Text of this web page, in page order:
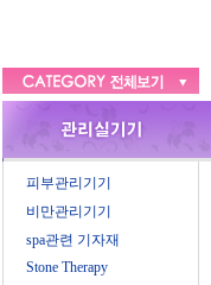
피부관리기기
비만관리기기
spa관련 기자재
Stone Therapy